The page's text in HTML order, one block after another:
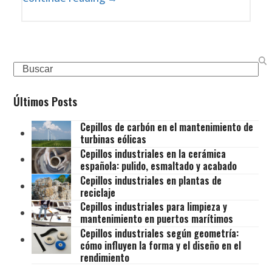
Search
Últimos Posts
Cepillos de carbón en el mantenimiento de
turbinas eólicas
Cepillos industriales en la cerámica
española: pulido, esmaltado y acabado
Cepillos industriales en plantas de
reciclaje
Cepillos industriales para limpieza y
mantenimiento en puertos marítimos
Cepillos industriales según geometría:
cómo influyen la forma y el diseño en el
rendimiento